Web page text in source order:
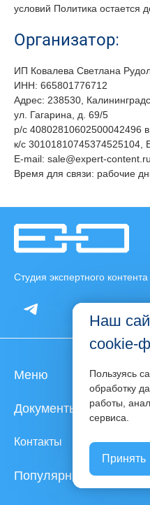
условий Политика остается
Организатор:
ИП Ковалева Светлана
ИНН: 665801776712
Адрес: 238530,
ул. Гагарина, д. 69/5
р/с 40802810602500042496
к/с 30101810745374525104,
E-mail: sale@expert-content.ru
Время для связи: рабочие
Студия экспертного
Меню
Документы
Контакты
Популярные статьи
Наш
cookie-
Пользуясь
обработку
работы,
сервиса.
Принять